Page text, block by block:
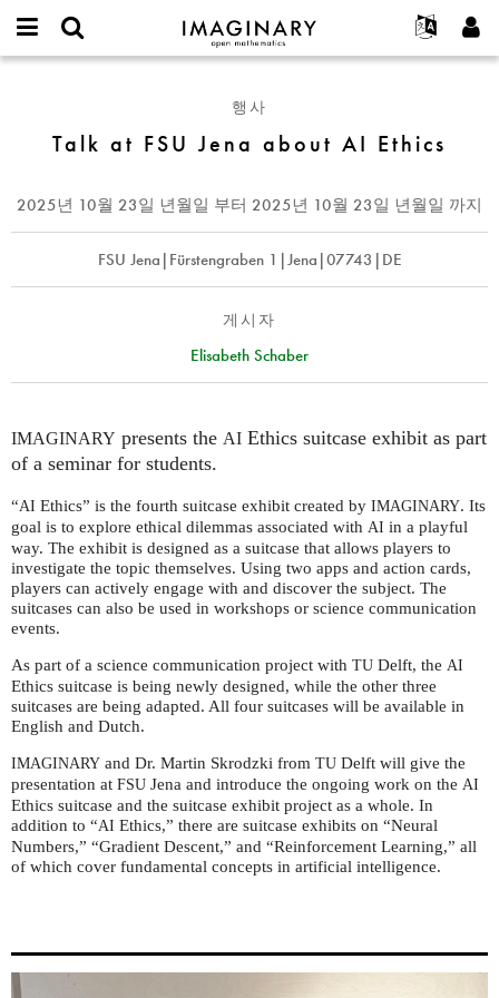
IMAGINARY
open
Français
Deutsch
Español
Türkçe
Programs
Galleries
Films
Texts
Exhibitions
나머지 보기...
프로젝트
참가하기
username
*
가입하기
새로운 비밀번호 요청하기
FSU
about
행사
Talk at FSU Jena about AI Ethics
2025년 10월 23일 년월일 부터 2025년 10월 23일 년월일 까지
FSU Jena|Fürstengraben 1|Jena|07743|DE
게시자
Elisabeth Schaber
IMAGINARY presents the AI Ethics suitcase exhibit as part
of a seminar for students.
“AI Ethics” is the fourth suitcase exhibit created by IMAGINARY. Its
goal is to explore ethical dilemmas associated with AI in a playful
way. The exhibit is designed as a suitcase that allows players to
investigate the topic themselves. Using two apps and action cards,
players can actively engage with and discover the subject. The
suitcases can also be used in workshops or science communication
events.
As part of a science communication project with TU Delft, the AI
Ethics suitcase is being newly designed, while the other three
suitcases are being adapted. All four suitcases will be available in
English and Dutch.
IMAGINARY and Dr. Martin Skrodzki from TU Delft will give the
presentation at FSU Jena and introduce the ongoing work on the AI
Ethics suitcase and the suitcase exhibit project as a whole. In
addition to “AI Ethics,” there are suitcase exhibits on “Neural
Numbers,” “Gradient Descent,” and “Reinforcement Learning,” all
of which cover fundamental concepts in artificial intelligence.